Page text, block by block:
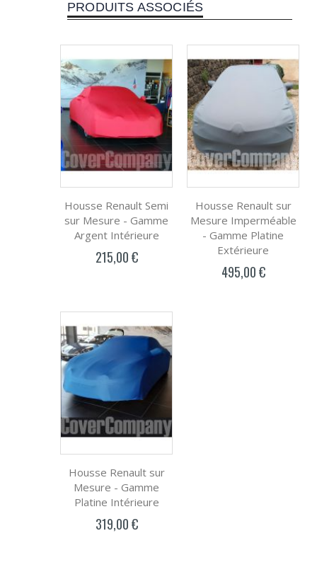
PRODUITS ASSOCIÉS
Housse Renault Semi
sur Mesure - Gamme
Argent Intérieure
215,00 €
Housse Renault sur
Mesure Imperméable
- Gamme Platine
Extérieure
495,00 €
Housse Renault sur
Mesure - Gamme
Platine Intérieure
319,00 €